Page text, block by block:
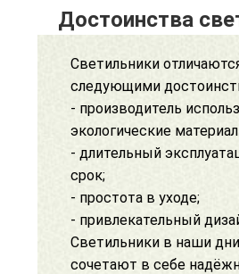
Достоинства
Светильники
следующими
- производитель
экологические
- длительный
срок;
- простота в уходе;
- привлекательный
Светильники в наши
сочетают в себе